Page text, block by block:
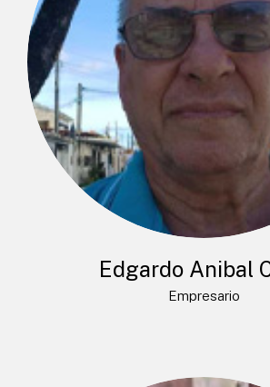
Edgardo Anibal
Empresario